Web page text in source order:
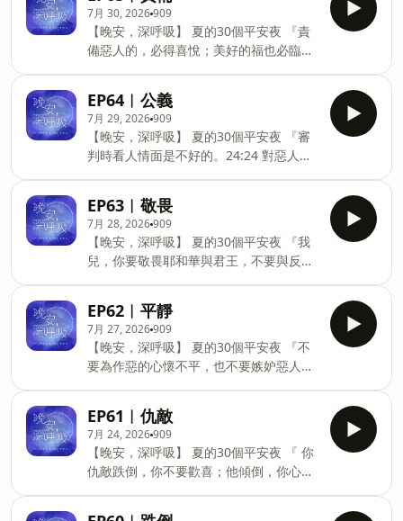
FB：https://www.facebook.com/TCBCH
旌旗IG：http
iTunes中給予我們五顆星⭐⭐⭐⭐⭐的評價
🌺歡迎您分享這個節目給親友們，讓更多
人聽見這個節目，並因此得到幫助喔！ 🔔
旌旗IG：
https://www.instagram.com/bannerc
https://apple.co/30vqfVq 📡 上架更新：
我們將在每週一到每週五，晚間九點固定
更新，邀請您一起領受祝福。 📌若您喜歡
這個節目，請《訂閱/關注》，並請在
iTunes中給予我們五顆星⭐⭐⭐⭐⭐的評價
🌺歡迎您分享這個節目給親友們，讓更多
人聽見這個節目，並因此得到幫助喔！ 🔔
最新更新資訊，歡迎來拜訪我們： 旌旗
https://www.instagram.com/bannerch.media
7月 30, 2026909
【晚安，深呼吸】 夏的30個平安夜 『責
備惡人的，必得喜悅；美好的福也必臨到
Android▶SoundOn：
https://sndn.link/banner99 iOS
▶Apple Podcast：
https://apple.co/30vqfVq 📡 上架更新：
我們將在每週一到每週五，晚間九點固定
更新，邀請您一起領受祝福。 📌若您喜歡
這個節目，請《訂閱/關注》，並請在
iTunes中給予我們五顆星⭐⭐⭐⭐⭐的評價
🌺歡迎您分享這個節目給親友們，讓更多
人聽見這個節目，並因此得到幫助喔！ 🔔
旌旗IG：
https://www.instagram.com/bannerch
EP64︱公義
7月 29, 2026909
【晚安，深呼吸】 夏的30個平安夜 『審
判時看人情面是不好的。24:24 對惡人說
必憎惡。 』 箴言24:23 🎶免費收聽平台
Android▶SoundOn：
https://sndn.link/banner99 iOS
▶Apple Podcast：
https://apple.co/30vqfVq 📡 上架更新：
我們將在每週一到每週五，晚間九點固定
更新，邀請您一起領受祝福。 📌若您喜歡
這個節目，請《訂閱/關注》，並請在
iTunes中給予我們五顆星⭐⭐⭐⭐⭐的評價
🌺歡迎您分享這個節目給親友們，讓更多
FB：https://www.facebook.com/TCBCH
旌旗IG：https://www
EP63︱敬畏
7月 28, 2026909
【晚安，深呼吸】 夏的30個平安夜 『我
兒，你要敬畏耶和華與君王，不要與反覆
道呢？』 箴言24:21-22 🎶免費收聽平台
Android▶SoundOn：
https://sndn.link/banner99 iOS
▶Apple Podcast：
https://apple.co/30vqfVq 📡 上架更新：
我們將在每週一到每週五，晚間九點固定
更新，邀請您一起領受祝福。 📌若您喜歡
這個節目，請《訂閱/關注》，並請在
iTunes中給予我們五顆星⭐⭐⭐⭐⭐的評價
EP62︱平靜
7月 27, 2026909
【晚安，深呼吸】 夏的30個平安夜 『不
要為作惡的心懷不平，也不要嫉妒惡人；
Android▶SoundOn：
https://sndn.link/banner99 iOS
▶Apple Podcast：
https://apple.co/30vqfVq 📡 上架更新：
我們將在每週一到每週五，晚間九點固定
更新，邀請您一起領受祝福。 📌若您喜歡
EP61︱仇敵
7月 24, 2026909
【晚安，深呼吸】 夏的30個平安夜 『 你
仇敵跌倒，你不要歡喜；他傾倒，你心不
悅，將怒氣從仇敵身上轉過來。』 箴言